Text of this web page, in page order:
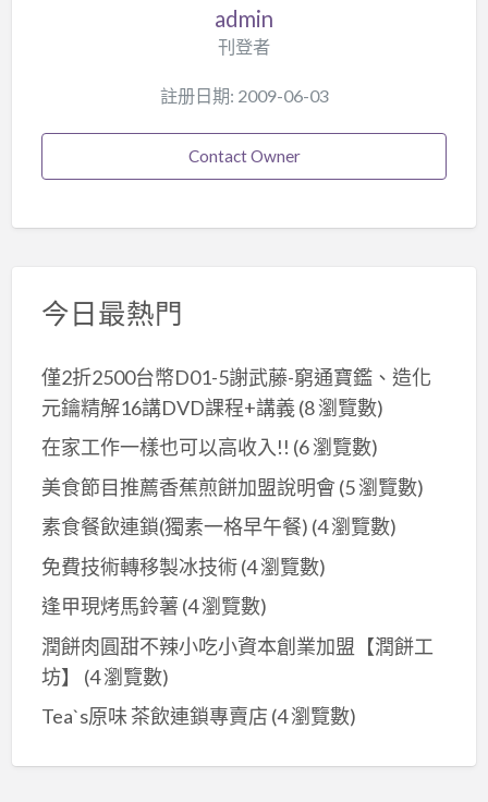
admin
刊登者
註册日期: 2009-06-03
Contact Owner
今日最熱門
僅2折2500台幣D01-5謝武藤-窮通寶鑑、造化
元鑰精解16講DVD課程+講義 (8 瀏覽數)
在家工作一樣也可以高收入!! (6 瀏覽數)
美食節目推薦香蕉煎餅加盟說明會 (5 瀏覽數)
素食餐飲連鎖(獨素一格早午餐) (4 瀏覽數)
免費技術轉移製冰技術(4 瀏覽數)
逢甲現烤馬鈴薯 (4 瀏覽數)
潤餅肉圓甜不辣小吃小資本創業加盟【潤餅工
坊】
(4 瀏覽數)
Tea`s原味 茶飲連鎖專賣店 (4 瀏覽數)